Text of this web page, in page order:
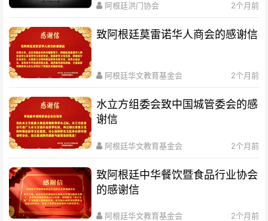
阿根廷洪门协会 2个月前
致阿根廷莫雷诺华人商会的感谢信
阿根廷华文教育基金会 2个月前
水立方组委会致中国城管委会的感
谢信
阿根廷华文教育基金会 2个月前
致阿根廷中华餐饮暨食品行业协会
的感谢信
阿根廷华文教育基金会 2个月前